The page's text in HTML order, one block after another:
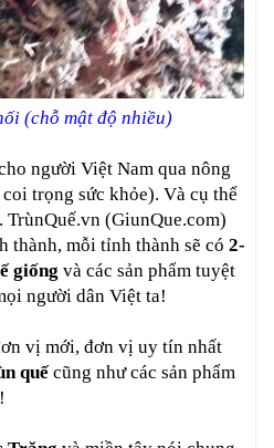
(chỗ mật độ nhiều)
người Việt Nam qua nông
trọng sức khỏe). Và cụ thể
(GiunQue.com)
thành, mỗi tỉnh thành sẽ có2-
giống và các sản phẩm tuyệt
người dân Việt ta!
vị mới, đơn vị uy tín nhất
quếcũng như các sản phẩm